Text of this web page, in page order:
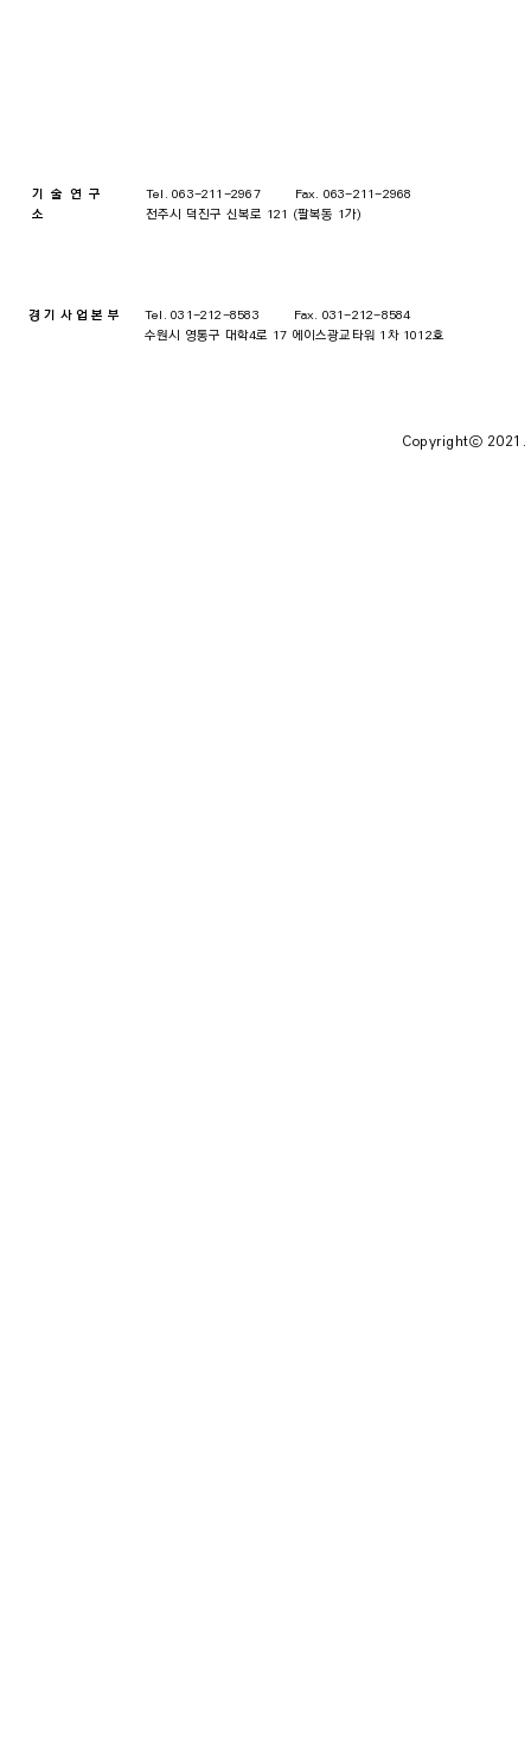
기술연구
소
Tel. 063-211-2967 Fax. 063-211-2968
전주시 덕진구 신복로 121 (팔복동 1가)
경기사업본부
Tel. 031-212-8583 Fax. 031-212-8584
​수원시 영통구 대학4로 17 에이스광교타워 1차 1012호
Copyrightⓒ 2021.